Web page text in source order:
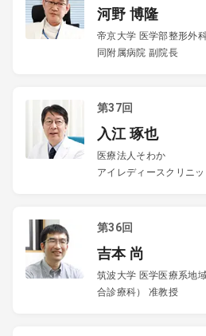
河野 博隆
帝京大学 医学部整形外
同附属病院 副院長
第37回
入江 琢也
医療法人そわか
アイレディースクリニ
第36回
吉本 尚
筑波大学 医学医療系地
合診療科） 准教授